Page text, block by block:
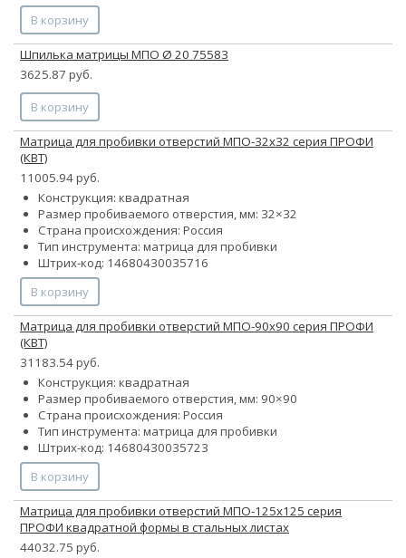
В корзину
Шпилька матрицы МПО Ø 20 75583
3625.87 руб.
В корзину
Матрица для пробивки отверстий МПО-32х32 серия ПРОФИ
(КВТ)
11005.94 руб.
Конструкция: квадратная
Размер пробиваемого отверстия, мм: 32×32
Страна происхождения: Россия
Тип инструмента: матрица для пробивки
Штрих-код: 14680430035716
В корзину
Матрица для пробивки отверстий МПО-90х90 серия ПРОФИ
(КВТ)
31183.54 руб.
Конструкция: квадратная
Размер пробиваемого отверстия, мм: 90×90
Страна происхождения: Россия
Тип инструмента: матрица для пробивки
Штрих-код: 14680430035723
В корзину
Матрица для пробивки отверстий МПО-125х125 серия
ПРОФИ квадратной формы в стальных листах
44032.75 руб.